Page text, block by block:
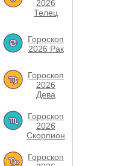
2026
Телец
Гороскоп
2026 Рак
Гороскоп
2026
Дева
Гороскоп
2026
Скорпион
Гороскоп